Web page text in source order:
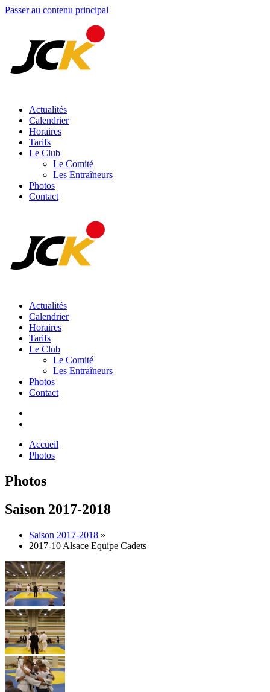
Passer au contenu principal
Actualités
Calendrier
Horaires
Tarifs
Le Club
Le Comité
Les Entraîneurs
Photos
Contact
Actualités
Calendrier
Horaires
Tarifs
Le Club
Le Comité
Les Entraîneurs
Photos
Contact
Accueil
Photos
Photos
Saison 2017-2018
Saison 2017-2018 »
2017-10 Alsace Equipe Cadets